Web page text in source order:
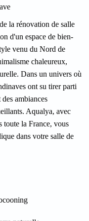
la rénovation de salle
d'un espace de bien-
venu du Nord de
chaleureux,
Dans un univers où
ont su tirer parti
ambiances
Aqualya, avec
toute la France, vous
dans votre salle de